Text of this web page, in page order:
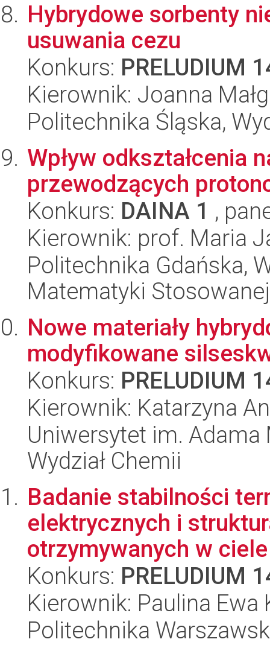
Hybrydowe sorbenty
usuwania cezu
Konkurs: PRELUDIUM
Kierownik: Joanna
Politechnika Śląska,
Wpływ odkształcenia
przewodzących
Konkurs: DAINA 1 ,
Kierownik: prof. Maria
Politechnika Gdańska,
Matematyki Stosowanej
Nowe materiały
modyfikowane
Konkurs: PRELUDIUM
Kierownik: Katarzyna
Uniwersytet im.
Wydział Chemii
Badanie stabilności
elektrycznych i
otrzymywanych w
Konkurs: PRELUDIUM
Kierownik: Paulina Ewa
Politechnika